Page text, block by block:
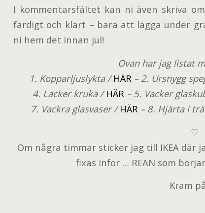
I kommentarsfältet kan ni även skriva
färdigt och klart – bara att lägga under
ni hem det innan jul!
Ovan har jag listat
1. Kopparljuslykta /HÄR – 2. Ursnygg
4. Läcker kruka /HÄR – 5. Vacker
7. Vackra glasvaser /HÄR – 8. Hjärta i
♡
Om några timmar sticker jag till IKEA där
fixas inför … REAN som
Kram